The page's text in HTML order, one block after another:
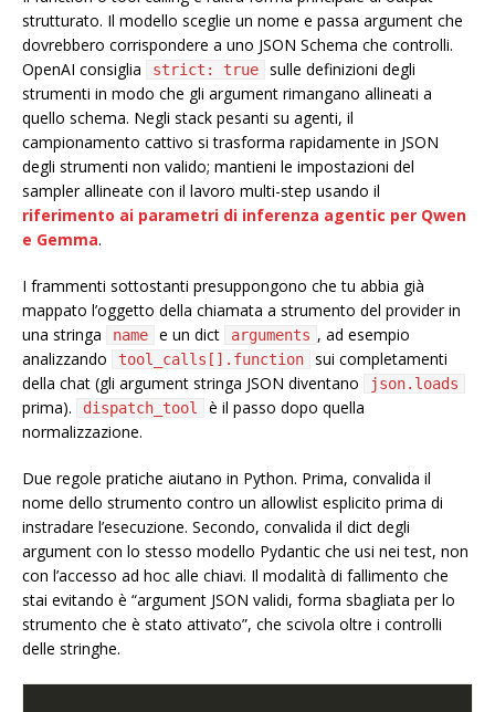
strutturato. Il modello sceglie un nome e passa argument che
dovrebbero corrispondere a uno JSON Schema che controlli.
OpenAI consiglia
strict: true
sulle definizioni degli
strumenti in modo che gli argument rimangano allineati a
quello schema. Negli stack pesanti su agenti, il
campionamento cattivo si trasforma rapidamente in JSON
degli strumenti non valido; mantieni le impostazioni del
sampler allineate con il lavoro multi-step usando il
riferimento ai parametri di inferenza agentic per Qwen
e Gemma.
I frammenti sottostanti presuppongono che tu abbia già
mappato l’oggetto della chiamata a strumento del provider in
una stringa
name e un dict arguments , ad esempio
analizzando
tool_calls[].function
sui completamenti
della chat (gli argument stringa JSON diventano
json.loads
prima). dispatch_tool
è il passo dopo quella
normalizzazione.
Due regole pratiche aiutano in Python. Prima, convalida il
nome dello strumento contro un allowlist esplicito prima di
instradare l’esecuzione. Secondo, convalida il dict degli
argument con lo stesso modello Pydantic che usi nei test, non
con l’accesso ad hoc alle chiavi. Il modalità di fallimento che
stai evitando è “argument JSON validi, forma sbagliata per lo
strumento che è stato attivato”, che scivola oltre i controlli
delle stringhe.